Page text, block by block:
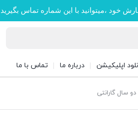
خود ،میتوانید با این شماره تماس بگیرید
اپلیکیشن درباره ما تماس با ما